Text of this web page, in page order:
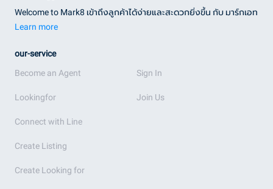
Welcome to Mark8 เข้าถึงลูกค้าได้ง่ายและสะดวกยิ่งขึ้น กับ มาร์กเอท
Learn more
our-service
Become an Agent
Lookingfor
Connect with Line
Create Listing
Create Looking for
Sign In
Join Us